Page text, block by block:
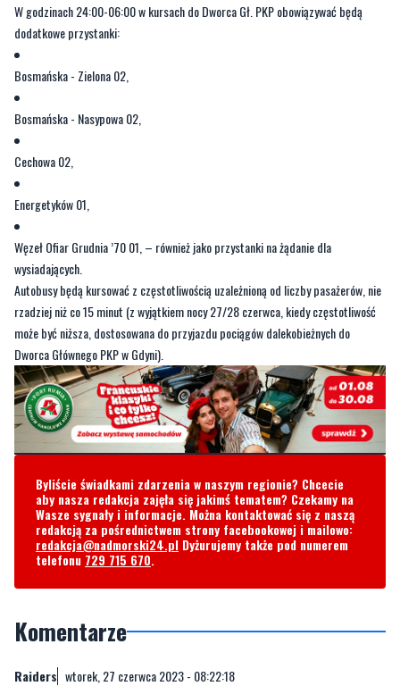
Bosmańska - Zielona 02,
Bosmańska - Nasypowa 02,
Cechowa 02,
Energetyków 01,
Węzeł Ofiar Grudnia ’70 01, – również jako przystanki na żądanie dla
wysiadających.
Autobusy będą kursować z częstotliwością uzależnioną od liczby pasażerów, nie
rzadziej niż co 15 minut (z wyjątkiem nocy 27/28 czerwca, kiedy częstotliwość
może być niższa, dostosowana do przyjazdu pociągów dalekobieżnych do
Dworca Głównego PKP w Gdyni).
Byliście świadkami zdarzenia w naszym regionie? Chcecie
aby nasza redakcja zajęła się jakimś tematem? Czekamy na
Wasze sygnały i informacje. Można kontaktować się z naszą
redakcja@nadmorski24.plDyżurujemy także pod numerem
telefonu729 715 670.
Komentarze
I znów się zacznie burd...l. na Gdyni.